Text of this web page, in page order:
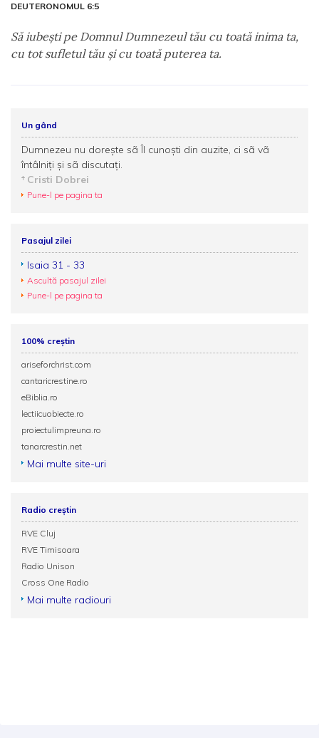
DEUTERONOMUL 6:5
Să iubeşti pe Domnul Dumnezeul tău cu toată inima ta,
cu tot sufletul tău şi cu toată puterea ta.
Un gând
Dumnezeu nu doreşte sã Îl cunoşti din auzite, ci sã vã
întâlniţi şi sã discutaţi.
Cristi Dobrei
Pune-l pe pagina ta
Pasajul zilei
Isaia 31 - 33
Ascultă pasajul zilei
Pune-l pe pagina ta
100% creștin
ariseforchrist.com
cantaricrestine.ro
eBiblia.ro
lectiicuobiecte.ro
proiectulimpreuna.ro
tanarcrestin.net
Mai multe site-uri
Radio creștin
RVE Cluj
RVE Timisoara
Radio Unison
Cross One Radio
Mai multe radiouri